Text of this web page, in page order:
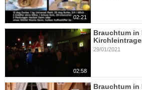
02:21
02:58
Brauchtum in
29/01/2021
Brauchtum in